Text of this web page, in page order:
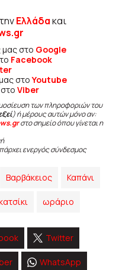
Ελλάδακαι
μας στο Google
Facebook
στοYoutube
Viber
των πληροφοριών του
) ή μέρους αυτών μόνο αν:
στο σημείο όπου γίνεται η
ενεργός σύνδεσμος
Βαρβάκειος Καπάνι
ωράριο
Twitter
WhatsApp